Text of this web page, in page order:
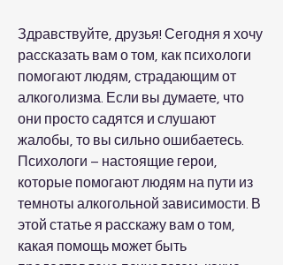
Здравствуйте, друзья! Сегодня я хочу
рассказать вам о том, как психологи
помогают людям, страдающим от
алкоголизма. Если вы думаете, что
они просто садятся и слушают
жалобы, то вы сильно ошибаетесь.
Психологи – настоящие герои,
которые помогают людям на пути из
темноты алкогольной зависимости. В
этой статье я расскажу вам о том,
какая помощь может быть